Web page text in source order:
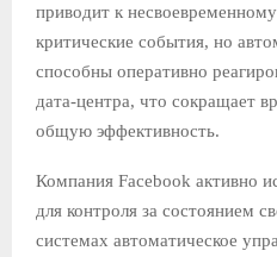
приводит к
критические события, но
способны оперативно
дата-центра, что сокращает
общую эффективность.
Компания Facebook активно
для контроля за состоянием
системах автоматическое